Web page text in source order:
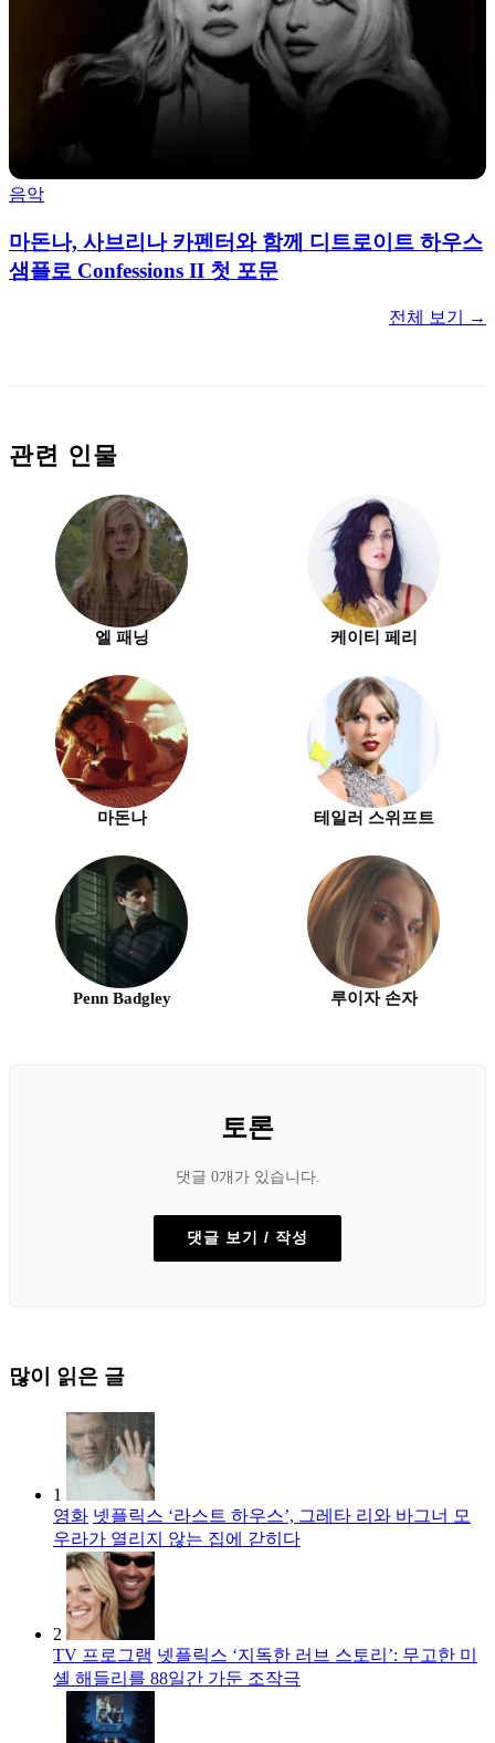
음악
마돈나, 사브리나 카펜터와 함께 디트로이트 하우스
샘플로 Confessions II 첫 포문
전체 보기 →
관련 인물
엘 패닝 케이티 페리
마돈나 테일러 스위프트
Penn Badgley 루이자 손자
토론
댓글 0개가 있습니다.
댓글 보기 / 작성
많이 읽은 글
1
영화 넷플릭스 ‘라스트 하우스’, 그레타 리와 바그너 모
우라가 열리지 않는 집에 갇히다
2
TV 프로그램 넷플릭스 ‘지독한 러브 스토리’: 무고한 미
셸 해들리를 88일간 가둔 조작극